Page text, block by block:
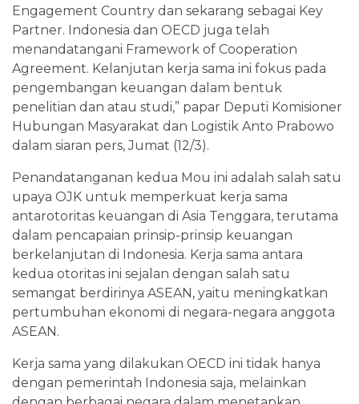
Engagement Country dan sekarang sebagai Key
Partner. Indonesia dan OECD juga telah
menandatangani Framework of Cooperation
Agreement. Kelanjutan kerja sama ini fokus pada
pengembangan keuangan dalam bentuk
penelitian dan atau studi,” papar Deputi Komisioner
Hubungan Masyarakat dan Logistik Anto Prabowo
dalam siaran pers, Jumat (12/3).
Penandatanganan kedua Mou ini adalah salah satu
upaya OJK untuk memperkuat kerja sama
antarotoritas keuangan di Asia Tenggara, terutama
dalam pencapaian prinsip-prinsip keuangan
berkelanjutan di Indonesia. Kerja sama antara
kedua otoritas ini sejalan dengan salah satu
semangat berdirinya ASEAN, yaitu meningkatkan
pertumbuhan ekonomi di negara-negara anggota
ASEAN.
Kerja sama yang dilakukan OECD ini tidak hanya
dengan pemerintah Indonesia saja, melainkan